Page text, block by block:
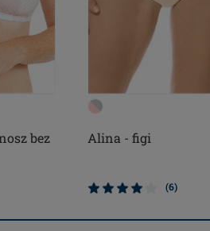
bez
Alina - figi
(6)